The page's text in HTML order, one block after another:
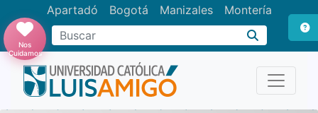
Apartadó Bogotá Manizales Montería
Buscar
Nos
Cuidamos